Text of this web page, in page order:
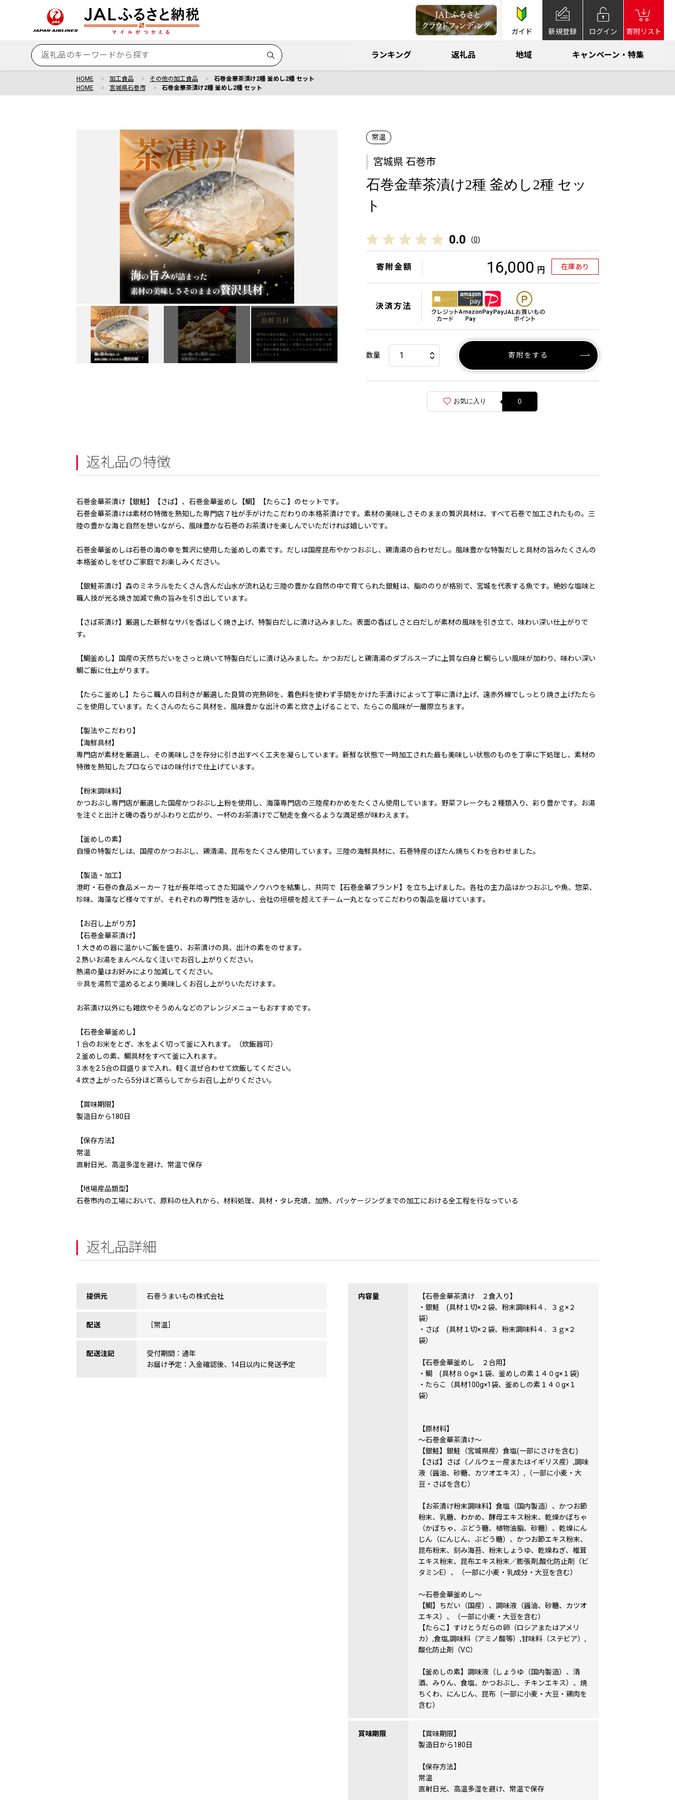
ガイド 新規登録 ログイン 寄附リスト
ランキング 返礼品 地域 キャンペーン・特集
HOME 加工食品 その他の加工食品
石巻金華茶漬け2種 釜めし2種 セット
HOME
宮城県石巻市 石巻金華茶漬け2種 釜めし2種 セット
常温
宮城県 石巻市
石巻金華茶漬け2種 釜めし2種 セッ
ト
0.0 (0)
寄附金額 16,000 円 在庫あり
決済方法
数量 寄附をする
お気に入り 0
返礼品の特徴
石巻金華茶漬け【銀鮭】【さば】、石巻金華釜めし【鯛】【たらこ】のセットです。
石巻金華茶漬けは素材の特徴を熟知した専門店７社が手がけたこだわりの本格茶漬けです。素材の美味しさそのままの贅沢具材は、すべて石巻で加工されたもの。三
陸の豊かな海と自然を想いながら、風味豊かな石巻のお茶漬けを楽しんでいただければ嬉しいです。
石巻金華釜めしは石巻の海の幸を贅沢に使用した釜めしの素です。だしは国産昆布やかつおぶし、鶏清湯の合わせだし。風味豊かな特製だしと具材の旨みたくさんの
本格釜めしをぜひご家庭でお楽しみください。
【銀鮭茶漬け】森のミネラルをたくさん含んだ山水が流れ込む三陸の豊かな自然の中で育てられた銀鮭は、脂ののりが格別で、宮城を代表する魚です。絶妙な塩味と
職人技が光る焼き加減で魚の旨みを引き出しています。
【さば茶漬け】厳選した新鮮なサバを香ばしく焼き上げ、特製白だしに漬け込みました。表面の香ばしさと白だしが素材の風味を引き立て、味わい深い仕上がりで
す。
【鯛釜めし】国産の天然ちだいをさっと焼いて特製白だしに漬け込みました。かつおだしと鶏清湯のダブルスープに上質な白身と鯛らしい風味が加わり、味わい深い
鯛ご飯に仕上がります。
【たらこ釜めし】たらこ職人の目利きが厳選した良質の完熟卵を、着色料を使わず手間をかけた手漬けによって丁寧に漬け上げ、遠赤外線でしっとり焼き上げたたら
こを使用しています。たくさんのたらこ具材を、風味豊かな出汁の素と炊き上げることで、たらこの風味が一層際立ちます。
【製法やこだわり】
【海鮮具材】
専門店が素材を厳選し、その美味しさを存分に引き出すべく工夫を凝らしています。新鮮な状態で一時加工された最も美味しい状態のものを丁寧に下処理し、素材の
特徴を熟知したプロならではの味付けで仕上げています。
【粉末調味料】
かつおぶし専門店が厳選した国産かつおぶし上粉を使用し、海藻専門店の三陸産わかめをたくさん使用しています。野菜フレークも２種類入り、彩り豊かです。お湯
を注ぐと出汁と磯の香りがふわりと広がり、一杯のお茶漬けでご馳走を食べるような満足感が味わえます。
【釜めしの素】
自慢の特製だしは、国産のかつおぶし、鶏清湯、昆布をたくさん使用しています。三陸の海鮮具材に、石巻特産のぼたん焼ちくわを合わせました。
【製造・加工】
港町・石巻の食品メーカー７社が長年培ってきた知識やノウハウを結集し、共同で【石巻金華ブランド】を立ち上げました。各社の主力品はかつおぶしや魚、惣菜、
珍味、海藻など様々ですが、それぞれの専門性を活かし、会社の垣根を超えてチーム一丸となってこだわりの製品を届けています。
【お召し上がり方】
【石巻金華茶漬け】
1.大きめの器に温かいご飯を盛り、お茶漬けの具、出汁の素をのせます。
2.熱いお湯をまんべんなく注いでお召し上がりください。
熱湯の量はお好みにより加減してください。
※具を湯煎で温めるとより美味しくお召し上がりいただけます。
お茶漬け以外にも雑炊やそうめんなどのアレンジメニューもおすすめです。
【石巻金華釜めし】
1.合のお米をとぎ、水をよく切って釜に入れます。（炊飯器可）
2.釜めしの素、鯛具材をすべて釜に入れます。
3.水を2.5合の目盛りまで入れ、軽く混ぜ合わせて炊飯してください。
4.炊き上がったら5分ほど蒸らしてからお召し上がりください。
【賞味期限】
製造日から180日
【保存方法】
常温
直射日光、高温多湿を避け、常温で保存
【地場産品類型】
石巻市内の工場において、原料の仕入れから、材料処理、具材・タレ充填、加熱、パッケージングまでの加工における全工程を行なっている
返礼品詳細
提供元 石巻うまいもの株式会社
配送 ［常温］
配送注記
受付期間：通年
お届け予定：入金確認後、14日以内に発送予定
内容量
【石巻金華茶漬け ２食入り】
・銀鮭 (具材１切×２袋、粉末調味料４．３ｇ×２
袋）
・さば (具材１切×２袋、粉末調味料４．３ｇ×２
袋）
【石巻金華釜めし ２合用】
・鯛 (具材８０g×１袋、釜めしの素１４０g×１袋)
・たらこ（具材100g×1袋、釜めしの素１４０g×１
袋）
【原材料】
～石巻金華茶漬け～
【銀鮭】銀鮭（宮城県産）食塩(一部にさけを含む)
【さば】さば（ノルウェー産またはイギリス産）,調味
液（醤油、砂糖、カツオエキス）,（一部に小麦・大
豆・さばを含む）
【お茶漬け粉末調味料】食塩（国内製造）、かつお節
粉末、乳糖、わかめ、酵母エキス粉末、乾燥かぼちゃ
（かぼちゃ、ぶどう糖、植物油脂、砂糖）、乾燥にん
じん（にんじん、ぶどう糖）、かつお節エキス粉末、
昆布粉末、刻み海苔、粉末しょうゆ、乾燥ねぎ、椎茸
エキス粉末、昆布エキス粉末／膨張剤,酸化防止剤（ビ
タミンE）、（一部に小麦・乳成分・大豆を含む）
～石巻金華釜めし～
【鯛】ちだい（国産）、調味液（醤油、砂糖、カツオ
エキス）、（一部に小麦・大豆を含む）
【たらこ】すけとうだらの卵（ロシアまたはアメリ
カ）,食塩,調味料（アミノ酸等）,甘味料（ステビア）,
酸化防止剤（V.C）
【釜めしの素】調味液（しょうゆ（国内製造）、清
酒、みりん、食塩、かつおぶし、チキンエキス）、焼
ちくわ、にんじん、昆布（一部に小麦・大豆・鶏肉を
含む）
賞味期限
【賞味期限】
製造日から180日
【保存方法】
常温
直射日光、高温多湿を避け、常温で保存